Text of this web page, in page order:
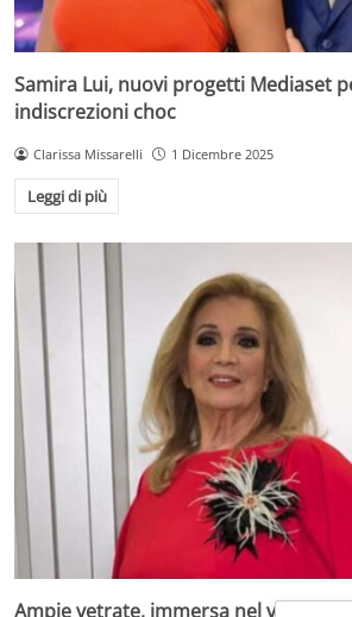
Samira Lui, nuovi progetti Mediaset
indiscrezioni choc
Clarissa Missarelli 1 Dicembre 2025
Leggi di più
Ampie vetrate, immersa nel verde e